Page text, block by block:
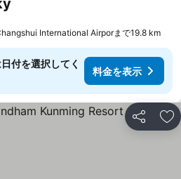
International Airporまで19.8 km
付を選択してく
料金を表示
シェア お